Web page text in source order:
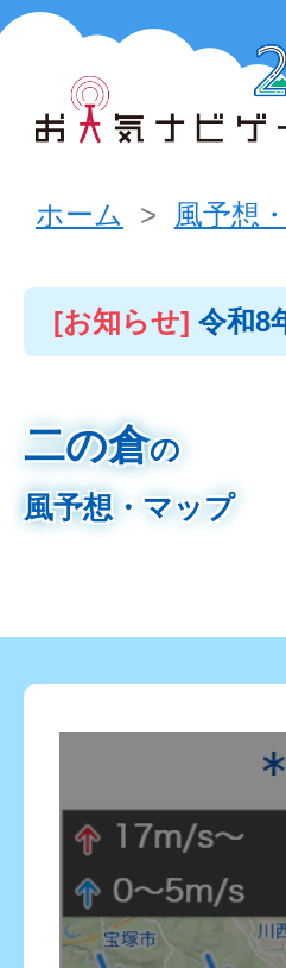
ホーム 風予想
[お知らせ] 令和8
二の倉の
風予想・マップ